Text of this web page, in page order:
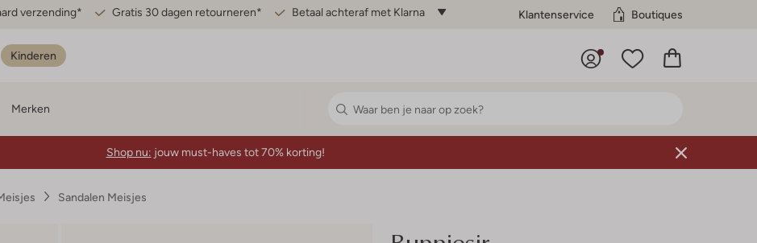
verzending* Gratis 30 dagen retourneren* Betaal achteraf met Klarna Klantenservice Boutiques
Kinderen
Merken
Shop nu: jouw must-haves tot 70% korting!
Sandalen Meisjes